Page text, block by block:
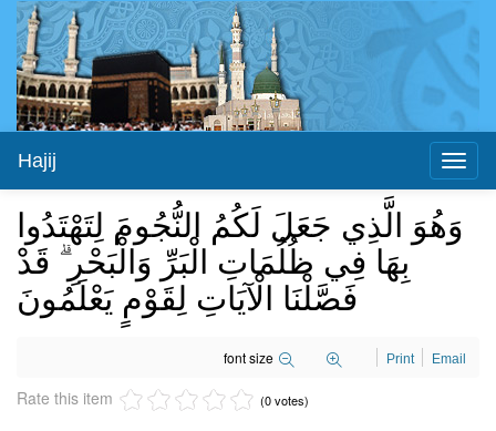
Hajij
وَهُوَ الَّذِي جَعَلَ لَكُمُ النُّجُومَ لِتَهْتَدُوا
بِهَا فِي ظُلُمَاتِ الْبَرِّ‌ وَالْبَحْرِ‌ ۗ قَدْ
فَصَّلْنَا الْآيَاتِ لِقَوْمٍ يَعْلَمُونَ
font size Print Email
Rate this item (0 votes)